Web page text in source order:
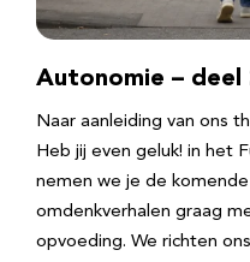
Autonomie – deel
Naar aanleiding van ons
Heb jij even geluk! in het
nemen we je de
omdenkverhalen graag
opvoeding. We richten